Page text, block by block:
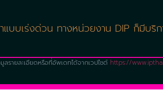
แบบเร่งด่วน ทางหน่วยงาน DIP ก็มีบริ
ายละเอียดหรือที่อัพเดทได้จากเวปไซต์ https://